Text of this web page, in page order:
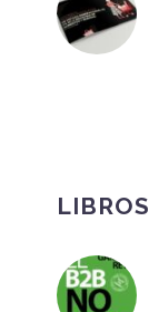
LIBROS